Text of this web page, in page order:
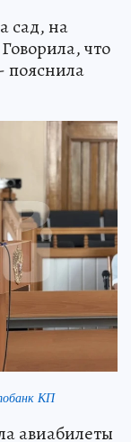
сад, на
что
пояснила
КП
авиабилеты